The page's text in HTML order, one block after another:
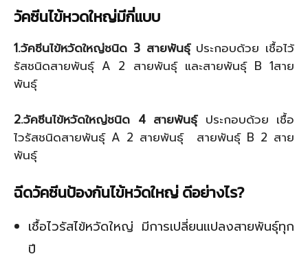
วัคซีนไข้หวดใหญ่มีกี่แบบ
1.วัคซีนไข้หวัดใหญ่ชนิด 3 สายพันธุ์ประกอบด้วย เชื้อไว้
รัสชนิดสายพันธุ์A 2 สายพันธุ์ และสายพันธุ์ B 1สาย
พันธุ์
2.วัคซีนไข้หวัดใหญ่ชนิด 4 สายพันธุ์ประกอบด้วย เชื้อ
ไวรัสชนิดสายพันธุ์ A 2 สายพันธุ์ สายพันธุ์ B 2 สาย
พันธุ์
ฉีดวัคซีนป้องกันไข้หวัดใหญ่ ดีอย่างไร?
เชื้อไวรัสไข้หวัดใหญ่ มีการเปลี่ยนแปลงสายพันธุ์ทุก
ปี